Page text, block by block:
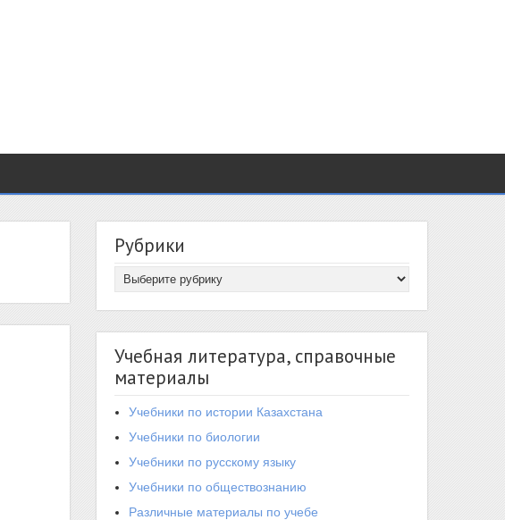
Рубрики
Учебная литература, справочные
материалы
Учебники по истории Казахстана
Учебники по биологии
Учебники по русскому языку
Учебники по обществознанию
Различные материалы по учебе